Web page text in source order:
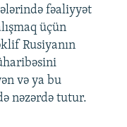
fəaliyyət
üçün
Rusiyanın
və ya bu
nəzərdə tutur.